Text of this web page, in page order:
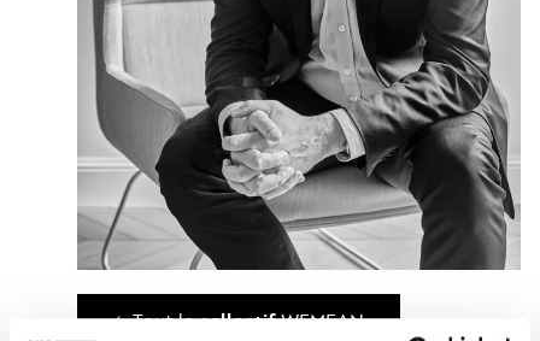
Tout lecollectifWEMEAN